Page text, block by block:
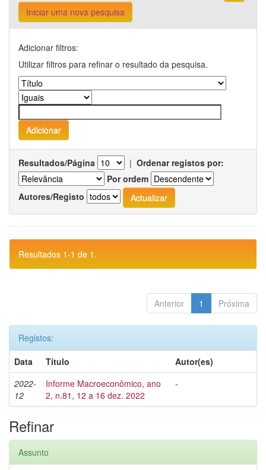
Iniciar uma nova pesquisa
Adicionar filtros:
Utilizar filtros para refinar o resultado da pesquisa.
Resultados/Página | Ordenar registos por:
Por ordem
Autores/Registo
Resultados 1-1 de 1.
Anterior 1 Próxima
Registos:
Data
Título
Autor(es)
2022-
12
Informe Macroeconômico, ano
2, n.81, 12 a 16 dez. 2022
-
Refinar
Assunto